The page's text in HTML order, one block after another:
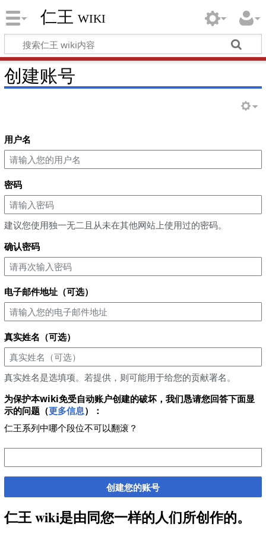
仁王 wiki
创建账号
用户名
密码
建议您使用独一无二且从未在其他网站上使用过的密码。
确认密码
电子邮件地址（可选）
真实姓名（可选）
真实姓名是选填项。若提供，则可能用于给您的贡献署名。
为保护本wiki免受自动账户创建的破坏，我们恳请您回答下面显
示的问题（更多信息）：
仁王系列中哪个段位不可以翻滚？
创建您的账号
仁王 wiki是由同您一样的人们所创作的。